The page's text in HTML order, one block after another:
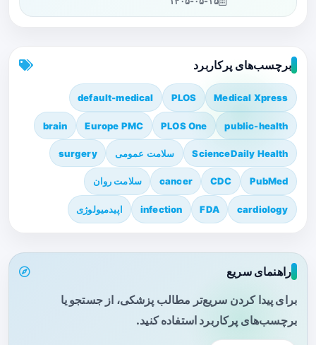
برچسب‌های پرکاربرد
Medical Xpress
PLOS
default-medical
public-health
PLOS One
Europe PMC
brain
ScienceDaily Health سلامت عمومی surgery
PubMed
CDC
cancer سلامت روان
cardiology
FDA
infection اپیدمیولوژی
راهنمای سریع
برای پیدا کردن سریع‌تر مطالب پزشکی، از جستجو یا
برچسب‌های پرکاربرد استفاده کنید.